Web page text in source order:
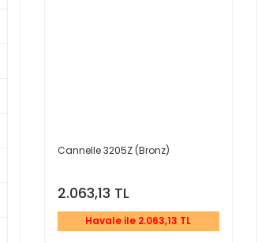
Cannelle 3205Z (Bronz)
2.063,13 TL
Havale ile 2.063,13 TL